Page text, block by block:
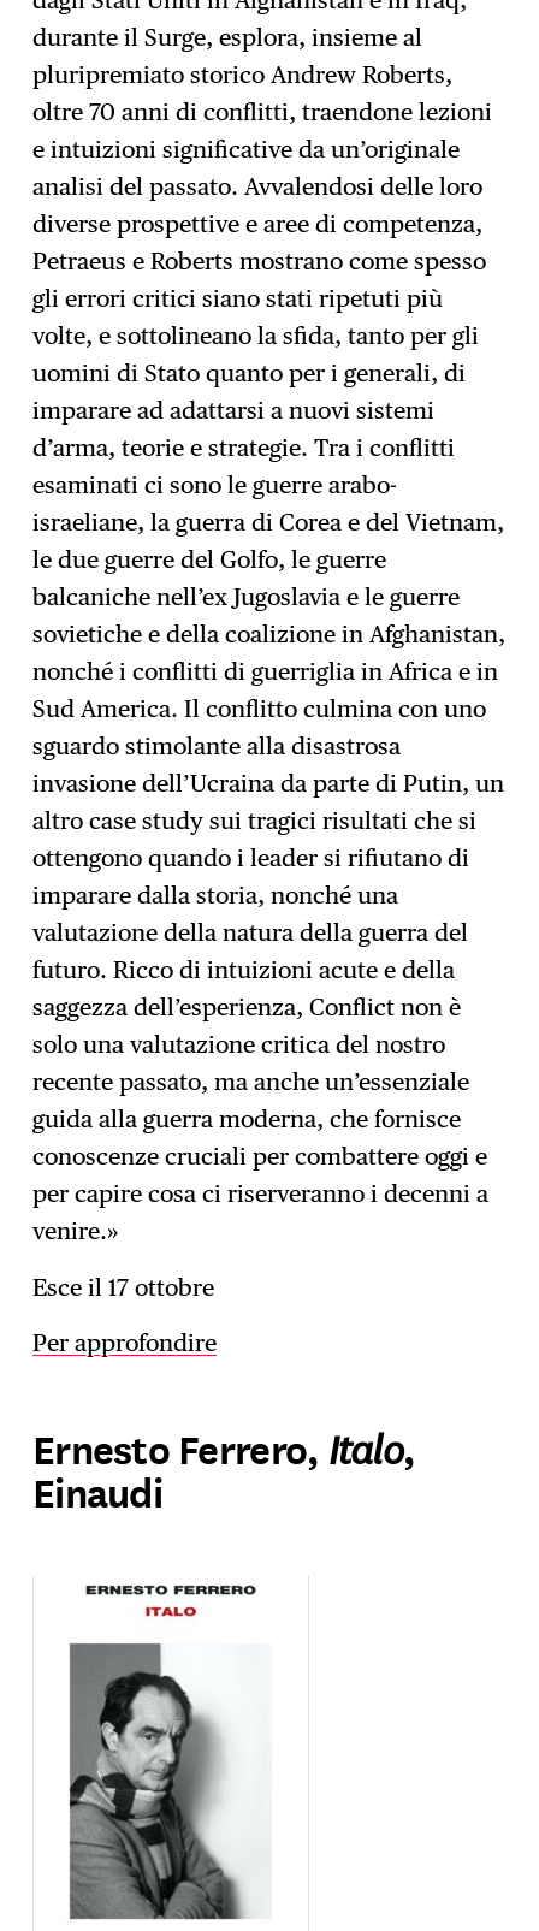
durante il Surge, esplora, insieme al
pluripremiato storico Andrew Roberts,
oltre 70 anni di conflitti, traendone lezioni
e intuizioni significative da un’originale
analisi del passato. Avvalendosi delle loro
diverse prospettive e aree di competenza,
Petraeus e Roberts mostrano come spesso
gli errori critici siano stati ripetuti più
volte, e sottolineano la sfida, tanto per gli
uomini di Stato quanto per i generali, di
imparare ad adattarsi a nuovi sistemi
d’arma, teorie e strategie. Tra i conflitti
esaminati ci sono le guerre arabo-
israeliane, la guerra di Corea e del Vietnam,
le due guerre del Golfo, le guerre
balcaniche nell’ex Jugoslavia e le guerre
sovietiche e della coalizione in Afghanistan,
nonché i conflitti di guerriglia in Africa e in
Sud America. Il conflitto culmina con uno
sguardo stimolante alla disastrosa
invasione dell’Ucraina da parte di Putin, un
altro case study sui tragici risultati che si
ottengono quando i leader si rifiutano di
imparare dalla storia, nonché una
valutazione della natura della guerra del
futuro. Ricco di intuizioni acute e della
saggezza dell’esperienza, Conflict non è
solo una valutazione critica del nostro
recente passato, ma anche un’essenziale
guida alla guerra moderna, che fornisce
conoscenze cruciali per combattere oggi e
per capire cosa ci riserveranno i decenni a
venire.»
Esce il 17 ottobre
Per approfondire
Ernesto Ferrero, Italo,
Einaudi